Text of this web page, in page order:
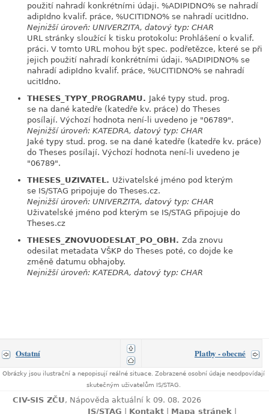
použití nahradí konkrétními údaji. %ADIPIDNO% se nahradí
adipIdno kvalif. práce, %UCITIDNO% se nahradí ucitIdno.
Nejnižší úroveň: UNIVERZITA, datový typ: CHAR
URL stránky sloužící k tisku protokolu: Prohlášení o kvalif.
práci. V tomto URL mohou být spec. podřetězce, které se při
jejich použití nahradí konkrétními údaji. %ADIPIDNO% se
nahradí adipIdno kvalif. práce, %UCITIDNO% se nahradí
ucitIdno.
THESES_TYPY_PROGRAMU. Jaké typy stud. prog.
se na dané katedře (katedře kv. práce) do Theses
posílají. Výchozí hodnota není-li uvedeno je "06789".
Nejnižší úroveň: KATEDRA, datový typ: CHAR
Jaké typy stud. prog. se na dané katedře (katedře kv. práce)
do Theses posílají. Výchozí hodnota není-li uvedeno je
"06789".
THESES_UZIVATEL. Uživatelské jméno pod kterým
se IS/STAG pripojuje do Theses.cz.
Nejnižší úroveň: UNIVERZITA, datový typ: CHAR
Uživatelské jméno pod kterým se IS/STAG připojuje do
Theses.cz
THESES_ZNOVUODESLAT_PO_OBH. Zda znovu
odesilat metadata VŠKP do Theses poté, co dojde ke
změně datumu obhajoby.
Nejnižší úroveň: KATEDRA, datový typ: CHAR
Ostatní Platby - obecné
Obrázky jsou ilustrační a nepopisují reálné situace. Zobrazené osobní údaje neodpovídají
skutečným uživatelům IS/STAG.
CIV-SIS ZČU, Nápověda aktuální k 09. 08. 2026
IS/STAG
Kontakt Mapa stránek